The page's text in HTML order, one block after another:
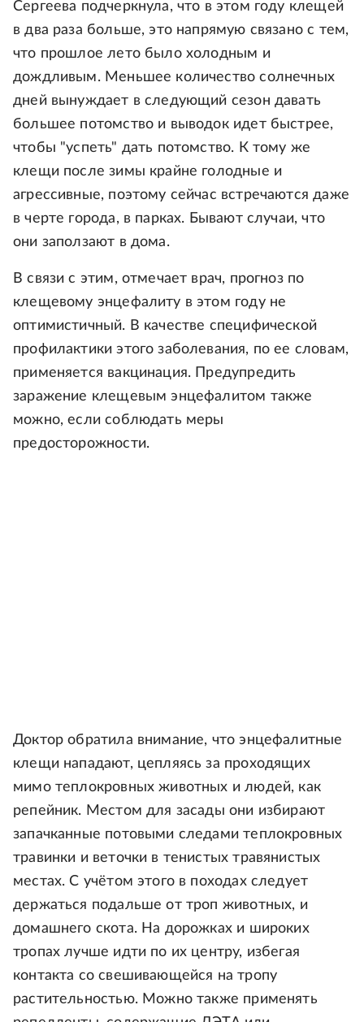
Сергеева подчеркнула, что в этом году клещей
в два раза больше, это напрямую связано с тем,
что прошлое лето было холодным и
дождливым. Меньшее количество солнечных
дней вынуждает в следующий сезон давать
большее потомство и выводок идет быстрее,
чтобы "успеть" дать потомство. К тому же
клещи после зимы крайне голодные и
агрессивные, поэтому сейчас встречаются даже
в черте города, в парках. Бывают случаи, что
они заползают в дома.
В связи с этим, отмечает врач, прогноз по
клещевому энцефалиту в этом году не
оптимистичный. В качестве специфической
профилактики этого заболевания, по ее словам,
применяется вакцинация. Предупредить
заражение клещевым энцефалитом также
можно, если соблюдать меры
предосторожности.
Доктор обратила внимание, что энцефалитные
клещи нападают, цепляясь за проходящих
мимо теплокровных животных и людей, как
репейник. Местом для засады они избирают
запачканные потовыми следами теплокровных
травинки и веточки в тенистых травянистых
местах. С учётом этого в походах следует
держаться подальше от троп животных, и
домашнего скота. На дорожках и широких
тропах лучше идти по их центру, избегая
контакта со свешивающейся на тропу
растительностью. Можно также применять